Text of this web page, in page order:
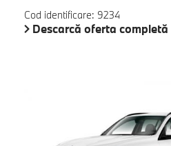
Cod identificare: 9234
Descarcă oferta completă